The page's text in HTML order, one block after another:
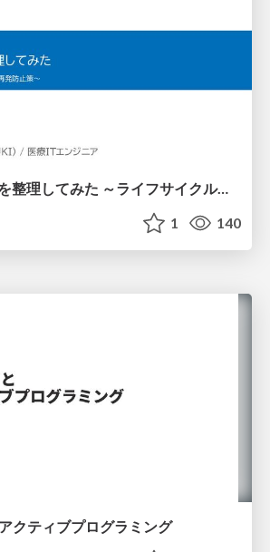
ITヒヤリハットを整理してみた ～ライフサイクルと原因から考える再発防止策～
1 140
クティブプログラミング